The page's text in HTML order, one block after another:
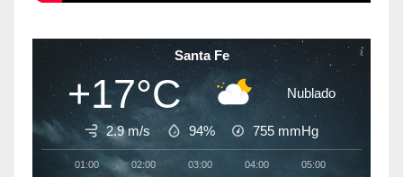
Santa Fe
+17°C Nublado
2.9 m/s 94% 755 mmHg
01:00 02:00 03:00 04:00 05:00